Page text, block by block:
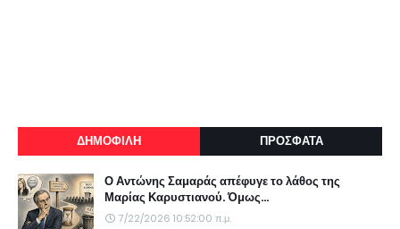
ΔΗΜΟΦΙΛΗ ΠΡΟΣΦΑΤΑ
Ο Αντώνης Σαμαράς απέφυγε το λάθος της
Μαρίας Καρυστιανού. Όμως...
7/22/2026 10:52:00 π.μ.